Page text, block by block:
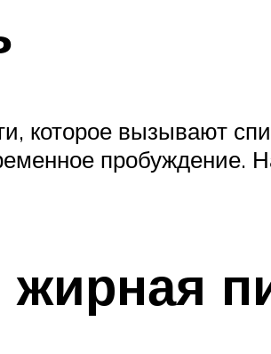
которое вызывают
пробуждение.
жирная